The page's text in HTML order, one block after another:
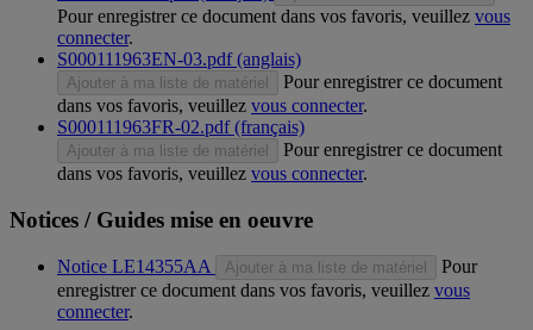
Pour enregistrer ce document dans vos favoris, veuillez vous
connecter.
S000111963EN-03.pdf (anglais)
Ajouter à ma liste de matériel
Pour enregistrer ce document
dans vos favoris, veuillez vous connecter.
S000111963FR-02.pdf (français)
Ajouter à ma liste de matériel
Pour enregistrer ce document
dans vos favoris, veuillez vous connecter.
Notices / Guides mise en oeuvre
Notice LE14355AA Ajouter à ma liste de matériel
Pour
enregistrer ce document dans vos favoris, veuillez vous
connecter.